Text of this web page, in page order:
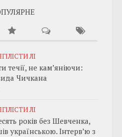
ЛІ
течії, не кам’яніючи:
Чичкана
ЛІ
років без Шевченка,
українською. Інтерв’ю з